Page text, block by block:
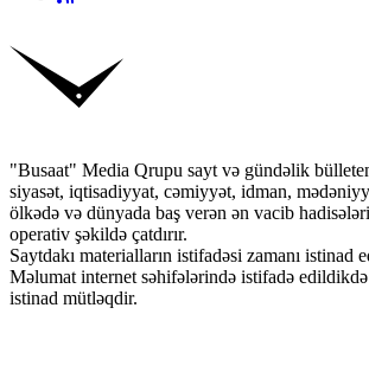
"Busaat" Media Qrupu sayt və gündəlik
siyasət, iqtisadiyyat, cəmiyyət, idman,
ölkədə və dünyada baş verən ən vacib
operativ şəkildə çatdırır.
Saytdakı materialların istifadəsi zamanı istinad
Məlumat internet səhifələrində istifadə
istinad mütləqdir.